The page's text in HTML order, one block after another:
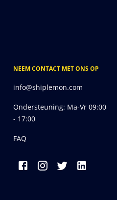
NEEM CONTACT MET ONS OP
info@shiplemon.com
Ondersteuning: Ma-Vr 09:00
- 17:00
FAQ